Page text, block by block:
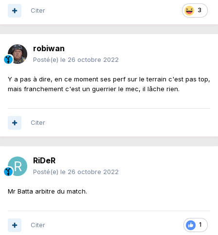
3
Citer
robiwan
Posté(e) le 26 octobre 2022
Y a pas à dire, en ce moment ses perf sur le terrain c'est pas top,
mais franchement c'est un guerrier le mec, il lâche rien.
Citer
RiDeR
Posté(e) le 26 octobre 2022
Mr Batta arbitre du match.
1
Citer